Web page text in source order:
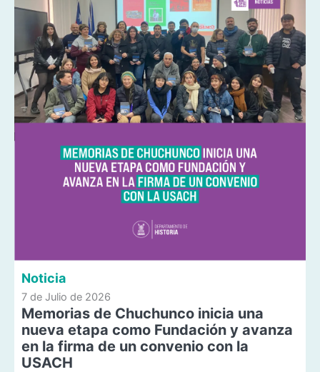
Noticia
7 de Julio de 2026
Memorias de Chuchunco inicia una
nueva etapa como Fundación y avanza
en la firma de un convenio con la
USACH